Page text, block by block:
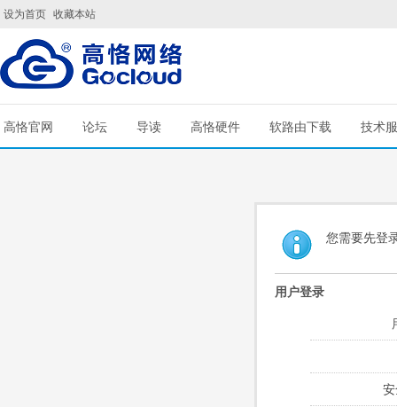
设为首页 收藏本站
高恪官网 论坛 导读 高恪硬件 软路由下载 技术
您需要先登
用户登录